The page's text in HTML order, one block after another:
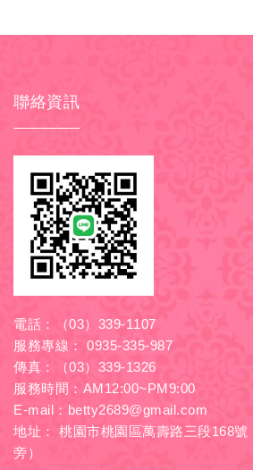
聯絡資訊
電話：
（03）339-1107
服務專線：
0935-335-987
傳真：（03）339-1326
服務時間：AM12:00~PM9:00
E-mail： betty2689@gmail.com
地址： 桃園市桃園區萬壽路三段168
旁）